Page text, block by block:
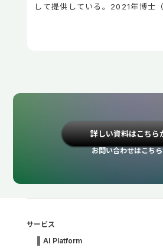
して提供している。2021年博士
詳しい資料はこちら
お問い合わせはこちら
サービス
AI Platform